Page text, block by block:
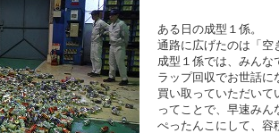
ある日の成型１係。
通路に広げたのは「空
成型１係では、みんな
ラップ回収でお世話に
買い取っていただいて
ってことで、早速みん
ぺったんこにして、容